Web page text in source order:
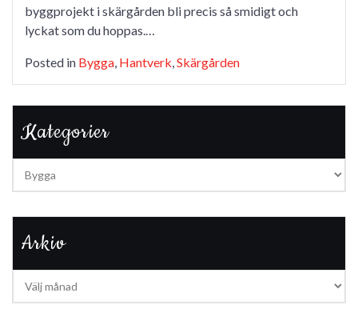
byggprojekt i skärgården bli precis så smidigt och
lyckat som du hoppas.…
Posted in Bygga, Hantverk,Skärgården
Kategorier
Arkiv